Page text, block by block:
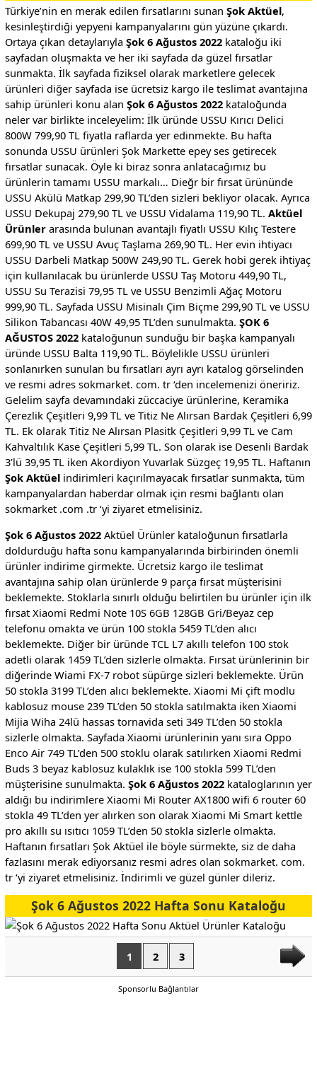
Türkiye’nin en merak edilen fırsatlarını sunan Şok Aktüel,
kesinleştirdiği yepyeni kampanyalarını gün yüzüne çıkardı.
Ortaya çıkan detaylarıyla Şok 6 Ağustos 2022kataloğu iki
sayfadan oluşmakta ve her iki sayfada da güzel fırsatlar
sunmakta. İlk sayfada fiziksel olarak marketlere gelecek
ürünleri diğer sayfada ise ücretsiz kargo ile teslimat avantajına
sahip ürünleri konu alan Şok 6 Ağustos 2022kataloğunda
neler var birlikte inceleyelim: İlk üründe USSU Kırıcı Delici
800W 799,90 TL fiyatla raflarda yer edinmekte. Bu hafta
sonunda USSU ürünleri Şok Markette epey ses getirecek
fırsatlar sunacak. Öyle ki biraz sonra anlatacağımız bu
ürünlerin tamamı USSU markalı… Dieğr bir fırsat ürününde
USSU Akülü Matkap 299,90 TL’den sizleri bekliyor olacak. Ayrıca
USSU Dekupaj 279,90 TL ve USSU Vidalama 119,90 TL. Aktüel
Ürünlerarasında bulunan avantajlı fiyatlı USSU Kılıç Testere
699,90 TL ve USSU Avuç Taşlama 269,90 TL. Her evin ihtiyacı
USSU Darbeli Matkap 500W 249,90 TL. Gerek hobi gerek ihtiyaç
için kullanılacak bu ürünlerde USSU Taş Motoru 449,90 TL,
USSU Su Terazisi 79,95 TL ve USSU Benzimli Ağaç Motoru
999,90 TL. Sayfada USSU Misinalı Çim Biçme 299,90 TL ve USSU
Silikon Tabancası 40W 49,95 TL’den sunulmakta. ŞOK 6
AĞUSTOS 2022kataloğunun sunduğu bir başka kampanyalı
üründe USSU Balta 119,90 TL. Böylelikle USSU ürünleri
sonlanırken sunulan bu fırsatları ayrı ayrı katalog görselinden
ve resmi adres sokmarket. com. tr ‘den incelemenizi öneririz.
Gelelim sayfa devamındaki züccaciye ürünlerine, Keramika
Çerezlik Çeşitleri 9,99 TL ve Titiz Ne Alırsan Bardak Çeşitleri 6,99
TL. Ek olarak Titiz Ne Alırsan Plasitk Çeşitleri 9,99 TL ve Cam
Kahvaltılık Kase Çeşitleri 5,99 TL. Son olarak ise Desenli Bardak
3’lü 39,95 TL iken Akordiyon Yuvarlak Süzgeç 19,95 TL. Haftanın
Şok Aktüelindirimleri kaçırılmayacak fırsatlar sunmakta, tüm
kampanyalardan haberdar olmak için resmi bağlantı olan
sokmarket .com .tr ‘yi ziyaret etmelisiniz.
Şok 6 Ağustos 2022Aktüel Ürünler kataloğunun fırsatlarla
doldurduğu hafta sonu kampanyalarında birbirinden önemli
ürünler indirime girmekte. Ücretsiz kargo ile teslimat
avantajına sahip olan ürünlerde 9 parça fırsat müşterisini
beklemekte. Stoklarla sınırlı olduğu belirtilen bu ürünler için ilk
fırsat Xiaomi Redmi Note 10S 6GB 128GB Gri/Beyaz cep
telefonu omakta ve ürün 100 stokla 5459 TL’den alıcı
beklemekte. Diğer bir üründe TCL L7 akıllı telefon 100 stok
adetli olarak 1459 TL’den sizlerle olmakta. Fırsat ürünlerinin bir
diğerinde Wiami FX-7 robot süpürge sizleri beklemekte. Ürün
50 stokla 3199 TL’den alıcı beklemekte. Xiaomi Mi çift modlu
kablosuz mouse 239 TL’den 50 stokla satılmakta iken Xiaomi
Mijia Wiha 24lü hassas tornavida seti 349 TL’den 50 stokla
sizlerle olmakta. Sayfada Xiaomi ürünlerinin yanı sıra Oppo
Enco Air 749 TL’den 500 stoklu olarak satılırken Xiaomi Redmi
Buds 3 beyaz kablosuz kulaklık ise 100 stokla 599 TL’den
müşterisine sunulmakta. Şok 6 Ağustos 2022kataloglarının yer
aldığı bu indirimlere Xiaomi Mi Router AX1800 wifi 6 router 60
stokla 49 TL’den yer alırken son olarak Xiaomi Mi Smart kettle
pro akıllı su ısıtıcı 1059 TL’den 50 stokla sizlerle olmakta.
Haftanın fırsatları Şok Aktüel ile böyle sürmekte, siz de daha
fazlasını merak ediyorsanız resmi adres olan sokmarket. com.
tr ‘yi ziyaret etmelisiniz. İndirimli ve güzel günler dileriz.
Şok 6 Ağustos 2022 Hafta Sonu Kataloğu
1 2 3
Sponsorlu Bağlantılar